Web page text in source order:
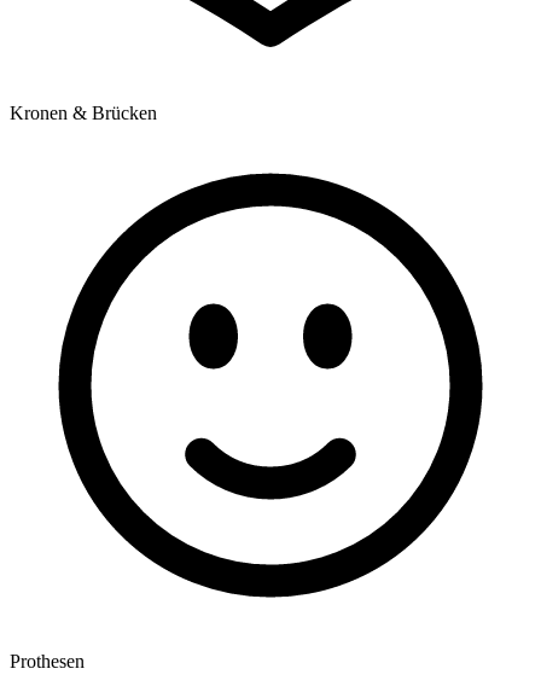
Kronen & Brücken
Prothesen